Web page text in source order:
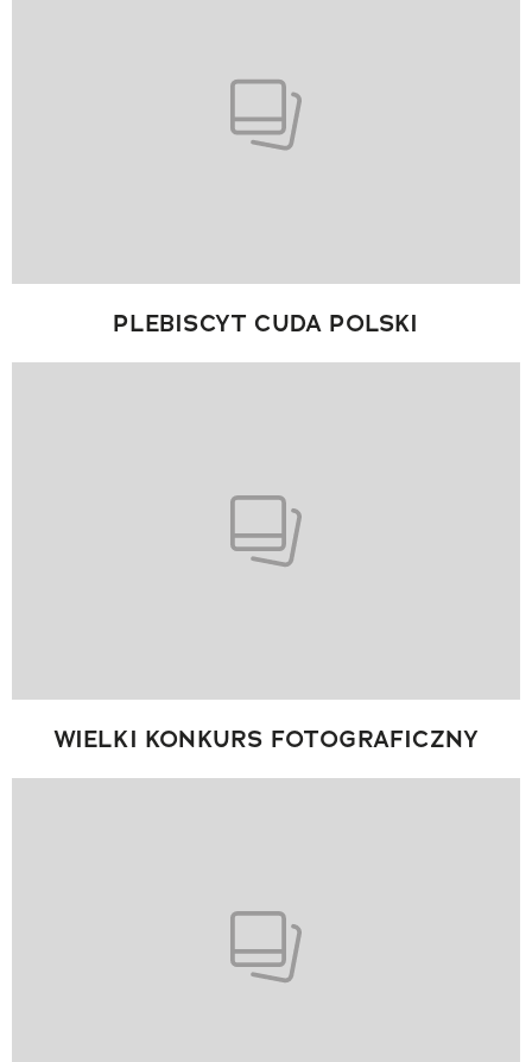
PLEBISCYT CUDA POLSKI
WIELKI KONKURS FOTOGRAFICZNY